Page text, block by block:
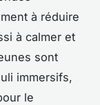
à réduire
à calmer et
sont
immersifs,
le